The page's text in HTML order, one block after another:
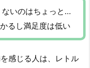
ないのはちょっと…
るし満足度は低い
感じる人は、レトル